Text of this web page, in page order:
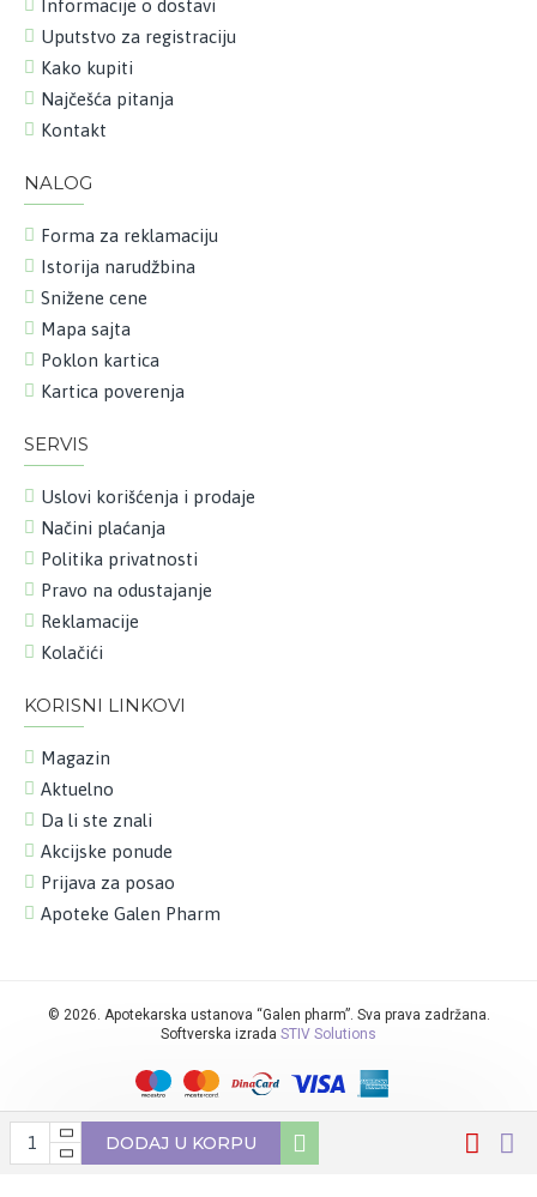
DODAJ U KORPU
Informacije o dostavi
Uputstvo za registraciju
Kako kupiti
Najčešća pitanja
Kontakt
NALOG
Forma za reklamaciju
Istorija narudžbina
Snižene cene
Mapa sajta
Poklon kartica
Kartica poverenja
SERVIS
Uslovi korišćenja i prodaje
Načini plaćanja
Politika privatnosti
Pravo na odustajanje
Reklamacije
Kolačići
KORISNI LINKOVI
Magazin
Aktuelno
Da li ste znali
Akcijske ponude
Prijava za posao
Apoteke Galen Pharm
© 2026. Apotekarska ustanova “Galen pharm”. Sva prava zadržana.
Softverska izrada STIV Solutions